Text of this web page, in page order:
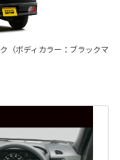
（ボディカラー：ブラックマ